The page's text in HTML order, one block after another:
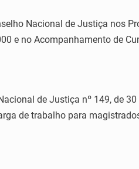
Nacional de Justiça nos
e no Acompanhamento de
de Justiça nº 149, de
de trabalho para